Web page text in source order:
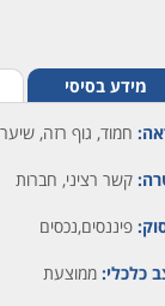
מידע בסיסי
חמוד, גוף רזה,
קשר רציני, חברות
פיננסים,נכסים
כלכלי: ממוצעת